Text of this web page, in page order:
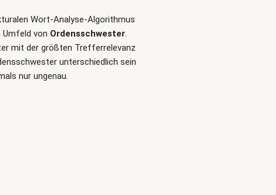
Wort-Analyse-Algorithmus
von Ordensschwester.
mit der größten Trefferrelevanz
unterschiedlich sein
nur ungenau.